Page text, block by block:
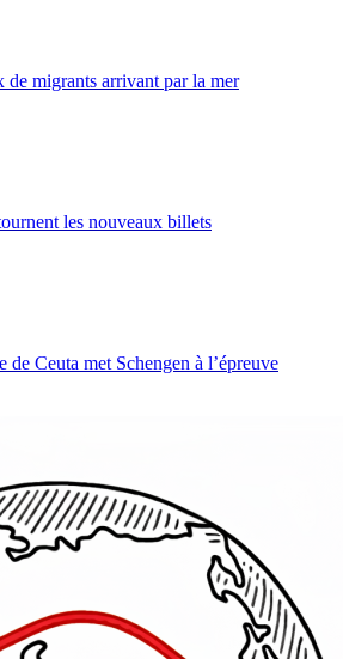
de migrants arrivant par la mer
les nouveaux billets
de Ceuta met Schengen à l’épreuve